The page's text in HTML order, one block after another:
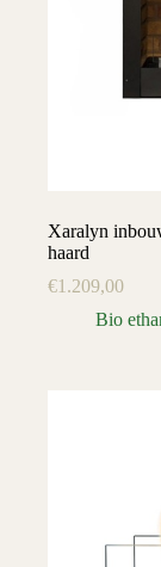
Xaralyn
haard
€1.209,00
Bio